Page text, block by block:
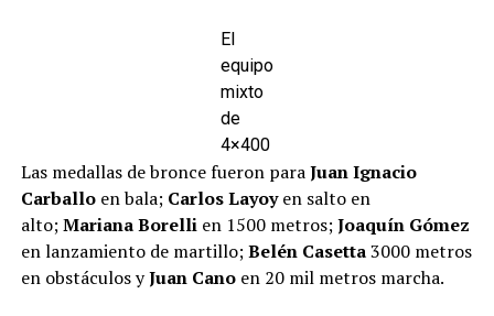
El
equipo
mixto
de
4×400
Las medallas de bronce fueron paraJuan Ignacio
Carballoen bala; Carlos Layoyen salto en
alto;Mariana Borellien 1500 metros;Joaquín Gómez
en lanzamiento de martillo;Belén Casetta3000 metros
en obstáculos yJuan Canoen 20 mil metros marcha.